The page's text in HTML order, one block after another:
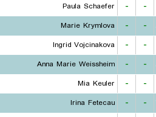
Paula Schaefer
- -
Marie Krymlova
- -
Ingrid Vojcinakova
- -
Anna Marie Weissheim
- -
Mia Keuler
- -
Irina Fetecau
- -